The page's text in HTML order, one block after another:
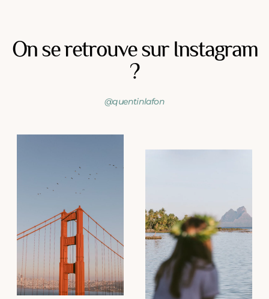
On se retrouve sur Instagram
?
@quentinlafon